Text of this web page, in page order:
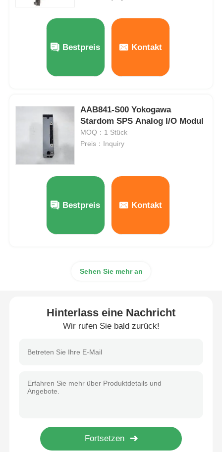
Bently Nevada-Modul
Prosoft-Kommunikationsmodul
Honeywell DCS-Controller
Emerson-DCS-Steuerung
Bestpreis Kontakt
AAB841-S00 Yokogawa
Stardom SPS Analog I/O Modul
MOQ：1 Stück
Preis：Inquiry
Bestpreis Kontakt
Sehen Sie mehr an
Hinterlass eine Nachricht
Wir rufen Sie bald zurück!